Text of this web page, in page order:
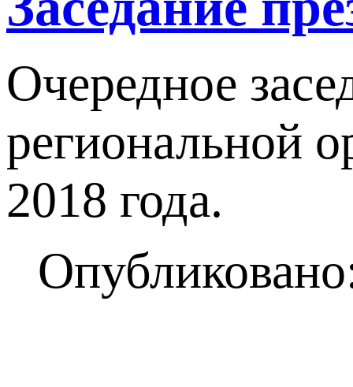
Очередное
региональной
2018 года.